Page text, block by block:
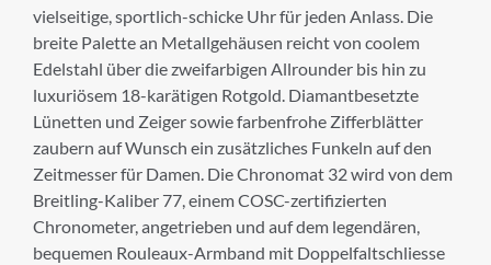
vielseitige, sportlich-schicke Uhr für jeden Anlass. Die
breite Palette an Metallgehäusen reicht von coolem
Edelstahl über die zweifarbigen Allrounder bis hin zu
luxuriösem 18-karätigen Rotgold. Diamantbesetzte
Lünetten und Zeiger sowie farbenfrohe Zifferblätter
zaubern auf Wunsch ein zusätzliches Funkeln auf den
Zeitmesser für Damen. Die Chronomat 32 wird von dem
Breitling-Kaliber 77, einem COSC-zertifizierten
Chronometer, angetrieben und auf dem legendären,
bequemen Rouleaux-Armband mit Doppelfaltschliesse
Anrede
Vorname
Nachname